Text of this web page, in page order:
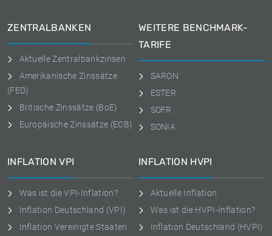
ZENTRALBANKEN
Aktuelle Zentralbankzinsen
Amerikanische Zinssätze
(FED)
Britische Zinssätze (BoE)
Europäische Zinssätze (ECB)
WEITERE BENCHMARK-
TARIFE
SARON
ESTER
SOFR
SONIA
INFLATION VPI
Was ist die VPI-Inflation?
Inflation Deutschland (VPI)
Inflation Vereinigte Staaten
INFLATION HVPI
Aktuelle Inflation
Was ist die HVPI-Inflation?
Inflation Deutschland (HVPI)